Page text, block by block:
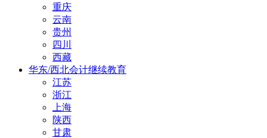
重庆
云南
贵州
四川
西藏
华东/西北会计继续教育
江苏
浙江
上海
陕西
甘肃